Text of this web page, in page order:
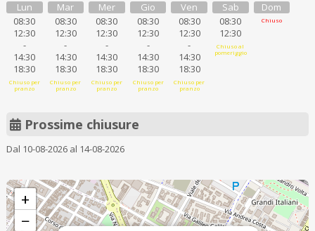
Lun
08:30
12:30
-
14:30
18:30
Chiuso per
pranzo
Mar
08:30
12:30
-
14:30
18:30
Chiuso per
pranzo
Mer
08:30
12:30
-
14:30
18:30
Chiuso per
pranzo
Gio
08:30
12:30
-
14:30
18:30
Chiuso per
pranzo
Ven
08:30
12:30
-
14:30
18:30
Chiuso per
pranzo
Sab
08:30
12:30
Chiuso al
pomeriggio
Dom
Chiuso
Prossime chiusure
Dal 10-08-2026 al 14-08-2026
+
−